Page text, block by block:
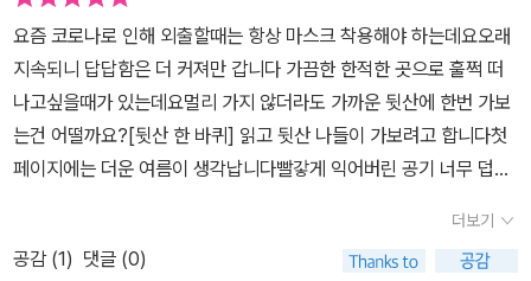
다 보면무거웠던 발걸음이 힘차고 가벼워집니다.잠깐!멈춰서 눈을 감
고 숨을 쉬어 보세요.깊게 숨을 들이마시고 흠-천천천히 뱉어 내세
요. 하-저도 아이들도 따라서 흠-하- 해보았어요. 속이 시원해지더라
구요.한번 따라해보세요. 산으로 오르는 중 우여곡절이 많았지만서
로 도와가며 정상에 올랐어요.중간에 올라 돌탑에 빌었던 소원을서
로 이야기 나누기도 해요.선풍기는 진짜 바람이 되게 해 달라고 했고,
공기청정기는 마스크가 필요없는 세상이라고 빌었다고 했어요. 선풍
기는 언제나 바람을 우리에게 제공해주었는데자신이 진짜 바람이 되
요즘 코로나로 인해 외출할때는 항상 마스크 착용해야 하는데요오래
지속되니 답답함은 더 커져만 갑니다 가끔한 한적한 곳으로 훌쩍 떠
나고싶을때가 있는데요멀리 가지 않더라도 가까운 뒷산에 한번 가보
는건 어떨까요?[뒷산 한 바퀴] 읽고 뒷산 나들이 가보려고 합니다첫
페이지에는 더운 여름이 생각납니다빨갛게 익어버린 공기 너무 덥고
압력밥솥 , 인공지능스피커가 산에 갑니다집에서 볼 수 있는 선풍기 ,
공기청정기 , 밥솥 , 스피커가 산으로 가고 있어요흔히 볼 수 있는 물
더보기
공감 (1) 댓글 (0)